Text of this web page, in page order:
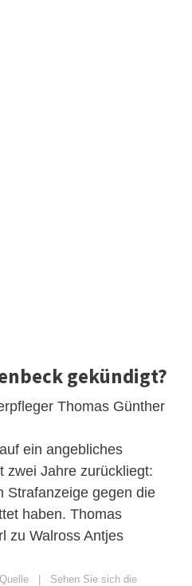
gekündigt?
Thomas Günther
ein angebliches
zwei Jahre zurückliegt:
Strafanzeige gegen die
haben. Thomas
zu Walross Antjes
| Sehen Sie sich die